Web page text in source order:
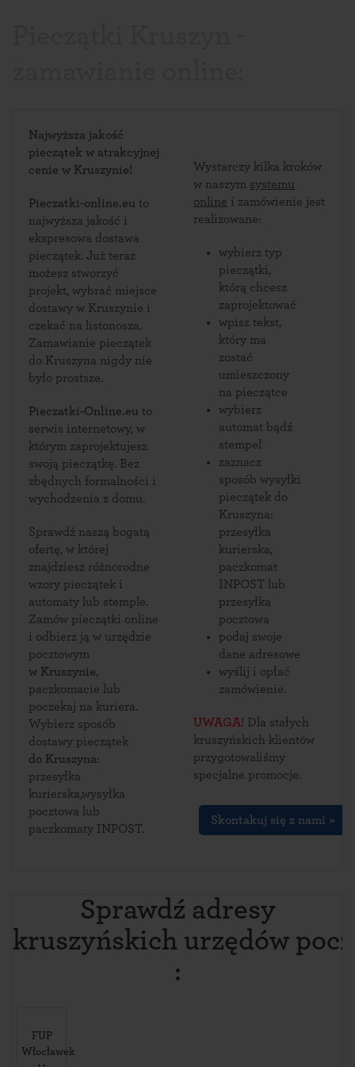
Najwyższa jakość
pieczątek w atrakcyjnej
cenie w Kruszynie!
Pieczatki-online.eu to
najwyższa jakość i
ekspresowa dostawa
pieczątek. Już teraz
możesz stworzyć
projekt, wybrać miejsce
dostawy w Kruszynie i
czekać na listonosza.
Zamawianie pieczątek
do Kruszyna nigdy nie
było prostsze.
Pieczatki-Online.eu
serwis internetowy, w
którym zaprojektujesz
swoją pieczątkę. Bez
zbędnych formalności i
wychodzenia z domu.
Sprawdź naszą bogatą
ofertę, w której
znajdziesz różnorodne
wzory pieczątek i
automaty lub stemple.
Zamów pieczątki online
i odbierz ją w urzędzie
pocztowym
w Kruszynie,
paczkomacie lub
poczekaj na kuriera.
Wybierz sposób
dostawy pieczątek
do Kruszyna:
przesyłka
kurierska,wysyłka
pocztowa lub
paczkomaty INPOST.
Wystarczy kilka kroków
w naszym systemu
online i zamówienie jest
realizowane:
wybierz typ
pieczątki,
którą chcesz
zaprojektować
wpisz tekst,
który ma
zostać
umieszczony
na pieczątce
wybierz
automat bądź
stempel
zaznacz
sposób wysyłki
pieczątek do
Kruszyna:
przesyłka
kurierska,
paczkomat
INPOST lub
przesyłka
pocztowa
podaj swoje
dane adresowe
wyślij i opłać
zamówienie.
UWAGA! Dla stałych
kruszyńskich klientów
przygotowaliśmy
specjalne promocje.
Skontakuj się z nami »
Sprawdź adresy
kruszyńskich urzędów
:
FUP
Włocławek